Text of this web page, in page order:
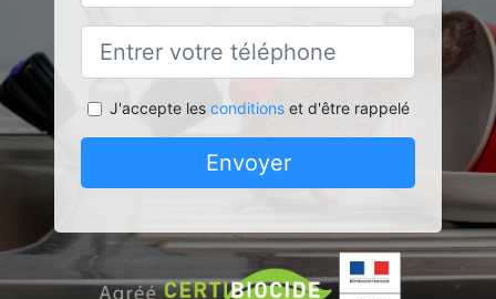
J'accepte les conditionset d'être rappelé
Envoyer